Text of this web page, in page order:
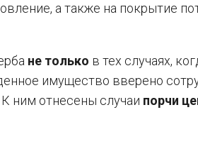
а также на покрытие
не только в тех случаях,
имущество вверено
К ним отнесены случаи порчи